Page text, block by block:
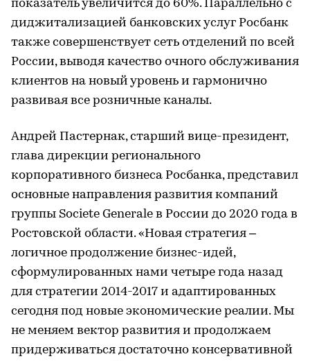
показатель увеличится до 60%. Параллельно с
диджитализацией банковских услуг Росбанк
также совершенствует сеть отделений по всей
России, выводя качество очного обслуживания
клиентов на новый уровень и гармонично
развивая все розничные каналы.
Андрей Пастернак, старший вице-президент,
глава дирекции регионального
корпоративного бизнеса Росбанка, представил
основные направления развития компаний
группы Societe Generale в России до 2020 года в
Ростовской области. «Новая стратегия –
логичное продолжение бизнес-идей,
сформулированных нами четыре года назад
для стратегии 2014-2017 и адаптированных
сегодня под новые экономические реалии. Мы
не меняем вектор развития и продолжаем
придерживаться достаточно консервативной